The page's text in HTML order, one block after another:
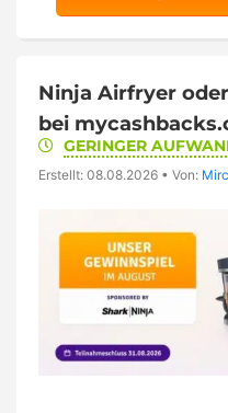
Ninja Airfryer
bei
GERINGER
Erstellt: 08.08.2026 • Von: